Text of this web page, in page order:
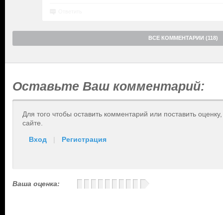
ВСЕ КОММЕНТАРИИ (118)
Оставьте Ваш комментарий:
Для того чтобы оставить комментарий или поставить
сайте.
Вход | Регистрация
Ваша оценка: